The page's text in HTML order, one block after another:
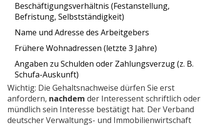
Beschäftigungsverhältnis (Festanstellung,
Befristung, Selbstständigkeit)
Name und Adresse des Arbeitgebers
Frühere Wohnadressen (letzte 3 Jahre)
Angaben zu Schulden oder Zahlungsverzug (z. B.
Schufa-Auskunft)
Wichtig: Die Gehaltsnachweise dürfen Sie erst
anfordern, nachdem der Interessent schriftlich oder
mündlich sein Interesse bestätigt hat. Der Verband
deutscher Verwaltungs- und Immobilienwirtschaft